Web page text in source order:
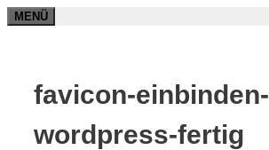
Zum
MENÜ
favicon-einbinden-
wordpress-fertig